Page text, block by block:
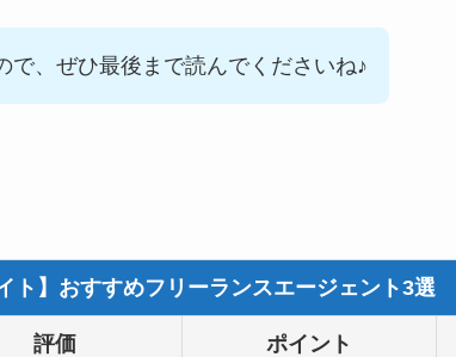
で、ぜひ最後まで読んでくださいね♪
ト】おすすめフリーランスエージェント3選
評価 ポイント